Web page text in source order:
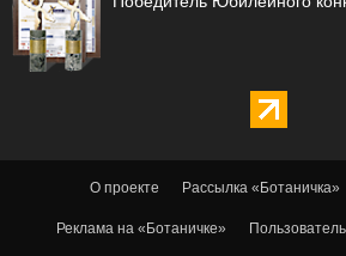
О проекте Рассылка «Ботаничка»
Реклама на «Ботаничке»